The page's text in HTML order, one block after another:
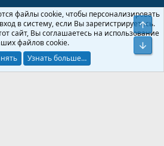
и правила
Помощь Главная
R
S
S
® © 2010-2026 XenForo Ltd.
приватной информацией
© 2026 XenForo Ltd.
файлы cookie, чтобы персонализировать
в систему, если Вы зарегистрируетесь.
сайт, Вы соглашаетесь на использование
файлов cookie.
Узнать больше…